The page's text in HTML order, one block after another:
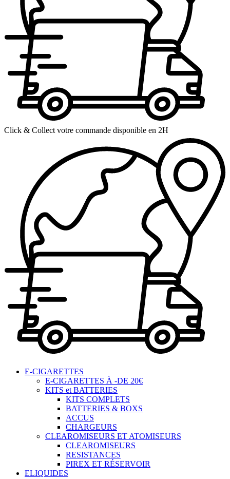
Click & Collect votre commande disponible en 2H
E-CIGARETTES
E-CIGARETTES À -DE 20€
KITS et BATTERIES
KITS COMPLETS
BATTERIES & BOXS
ACCUS
CHARGEURS
CLEAROMISEURS ET ATOMISEURS
CLEAROMISEURS
RESISTANCES
PIREX ET RÉSERVOIR
ELIQUIDES